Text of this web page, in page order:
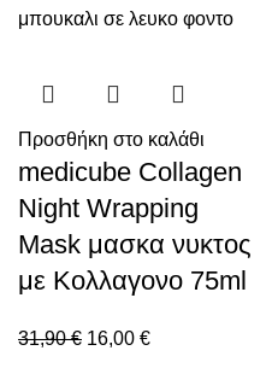
Προσθήκη στο καλάθι
medicube Collagen
Night Wrapping
Mask μασκα νυκτος
με Κολλαγονο 75ml
31,90€ 16,00 €